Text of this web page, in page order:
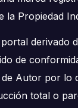
la Propiedad
derivado
de
Autor por lo
total o